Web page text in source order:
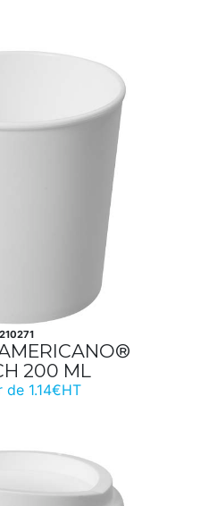
210271
200 ML
1.14€HT